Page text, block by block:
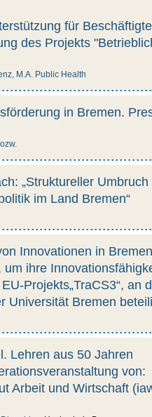
für
des Projekts
M.A. Public Health
in Bremen.
„Struktureller
im Land Bremen“
Innovationen in
ihre
an
Universität Bremen
Lehren aus 50 Jahren
von:
Arbeit und Wirtschaft